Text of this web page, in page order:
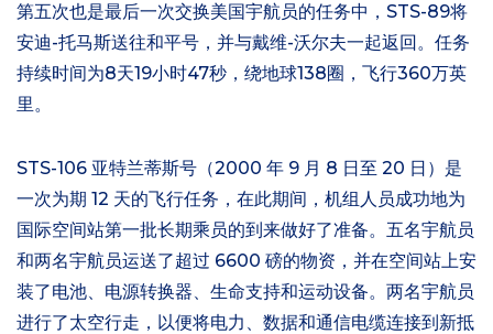
第五次也是最后一次交换美国宇航员的任务中，STS-89将
安迪-托马斯送往和平号，并与戴维-沃尔夫一起返回。任务
持续时间为8天19小时47秒，绕地球138圈，飞行360万英
里。
STS-106 亚特兰蒂斯号（2000 年 9 月 8 日至 20 日）是
一次为期 12 天的飞行任务，在此期间，机组人员成功地为
国际空间站第一批长期乘员的到来做好了准备。五名宇航员
和两名宇航员运送了超过 6600 磅的物资，并在空间站上安
装了电池、电源转换器、生命支持和运动设备。两名宇航员
进行了太空行走，以便将电力、数据和通信电缆连接到新抵